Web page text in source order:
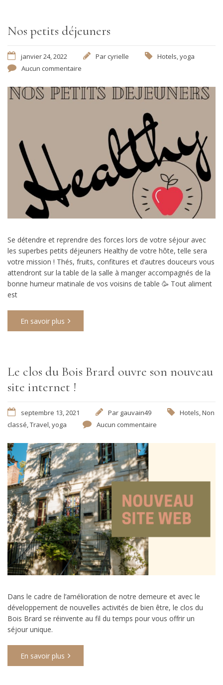
Nos petits déjeuners
janvier 24, 2022 Par cyrielle Hotels,yoga
Aucun commentaire
Se détendre et reprendre des forces lors de votre séjour avec
les superbes petits déjeuners Healthy de votre hôte, telle sera
votre mission ! Thés, fruits, confitures et d’autres douceurs vous
attendront sur la table de la salle à manger accompagnés de la
bonne humeur matinale de vos voisins de table 🥳 Tout aliment
est
En savoir plus
Le clos du Bois Brard ouvre son nouveau
site internet !
septembre 13, 2021 Par gauvain49 Hotels,Non
classé,Travel,yoga Aucun commentaire
Dans le cadre de l’amélioration de notre demeure et avec le
développement de nouvelles activités de bien être, le clos du
Bois Brard se réinvente au fil du temps pour vous offrir un
séjour unique.
En savoir plus